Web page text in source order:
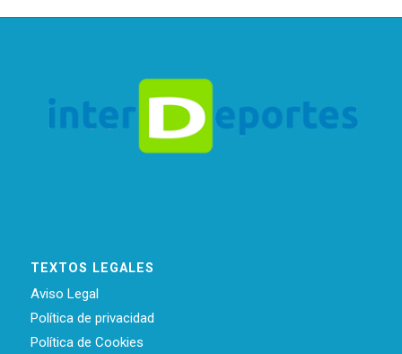
TEXTOS LEGALES
Aviso Legal
Política de privacidad
Política de Cookies